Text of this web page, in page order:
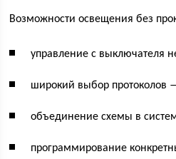
Возможности освещения без
управление с выключателя
широкий выбор протоколов
объединение схемы в
программирование